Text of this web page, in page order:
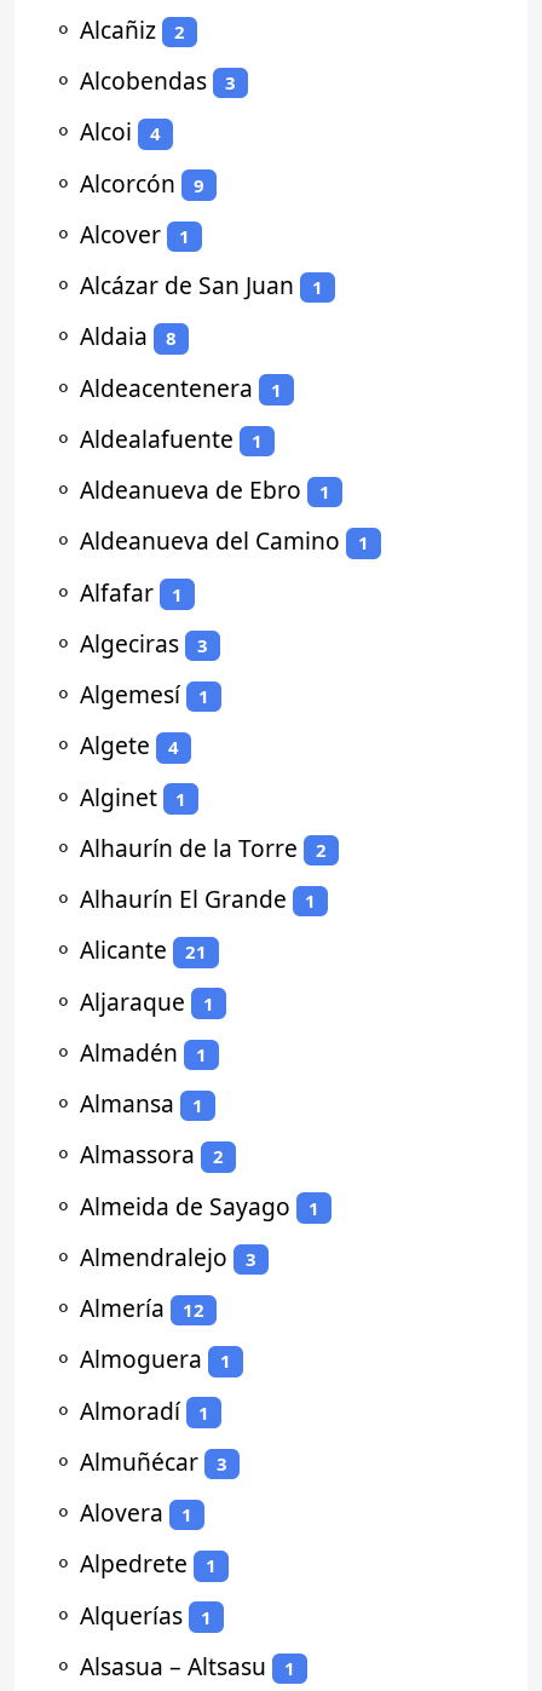
⚬ Alcañiz 2
⚬ Alcobendas 3
⚬ Alcoi 4
⚬ Alcorcón 9
⚬ Alcover 1
⚬ Alcázar de San Juan 1
⚬ Aldaia 8
⚬ Aldeacentenera 1
⚬ Aldealafuente 1
⚬ Aldeanueva de Ebro 1
⚬ Aldeanueva del Camino 1
⚬ Alfafar 1
⚬ Algeciras 3
⚬ Algemesí 1
⚬ Algete 4
⚬ Alginet 1
⚬ Alhaurín de la Torre 2
⚬ Alhaurín El Grande 1
⚬ Alicante 21
⚬ Aljaraque 1
⚬ Almadén 1
⚬ Almansa 1
⚬ Almassora 2
⚬ Almeida de Sayago 1
⚬ Almendralejo 3
⚬ Almería 12
⚬ Almoguera 1
⚬ Almoradí 1
⚬ Almuñécar 3
⚬ Alovera 1
⚬ Alpedrete 1
⚬ Alquerías 1
⚬ Alsasua – Altsasu 1